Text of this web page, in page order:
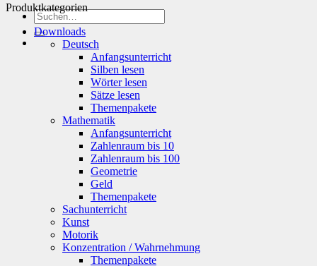
Suchen
nach:
Produktkategorien
Downloads
Deutsch
Anfangsunterricht
Silben lesen
Wörter lesen
Sätze lesen
Themenpakete
Mathematik
Anfangsunterricht
Zahlenraum bis 10
Zahlenraum bis 100
Geometrie
Geld
Themenpakete
Sachunterricht
Kunst
Motorik
Konzentration / Wahrnehmung
Themenpakete